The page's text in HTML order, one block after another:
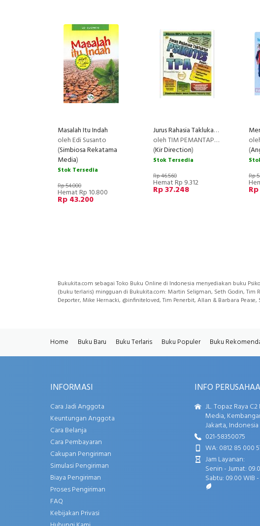
Masalah Itu Indah
oleh Edi Susanto
(Simbiosa Rekatama
Media)
Stok Tersedia
Rp 54.000
Hemat Rp 10.800
Rp 43.200
Jurus Rahasia Taklukan Psikotes & TPA
oleh TIM PEMANTAPAN SUKSES PSIKOTES
(Kir Direction)
Stok Tersedia
Rp 46.560
Hemat Rp 9.312
Rp 37.248
(
Rp
Bukukita.com sebagai Toko Buku Online di Indonesia menyediakan buku
(buku terlaris) mingguan di Bukukita.com: Martin Seligman, Seth Godin, Tim
Deporter, Mike Hernacki, @infiniteloved, Tim Penerbit, Allan & Barbara
Home Buku Baru Buku Terlaris Buku Populer Buku
INFORMASI
Cara Jadi Anggota
Keuntungan Anggota
Cara Belanja
Cara Pembayaran
Cakupan Pengiriman
Simulasi Pengiriman
Biaya Pengiriman
Proses Pengiriman
FAQ
Kebijakan Privasi
INFO
JL. Topaz Raya
Media,
Jakarta, Indonesia
021-58350075
WA: 0812 85 000
Jam Layanan:
Senin - Jumat:
Sabtu: 09.00 WIB -